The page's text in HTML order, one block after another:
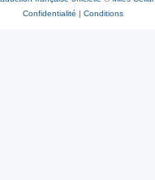
Confidentialité | Conditions